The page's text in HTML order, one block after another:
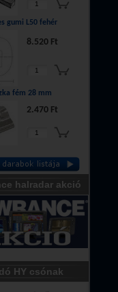
gumi L50 fehér
8.520 Ft
fém 28 mm
2.470 Ft
halradar akció
HY csónak